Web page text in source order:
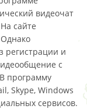
видеочат
сайте
регистрации и
с
программу
Skype, Windows
сервисов.